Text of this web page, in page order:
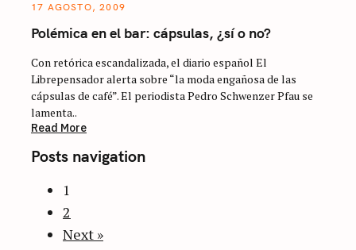
17 AGOSTO, 2009
Polémica en el bar: cápsulas, ¿sí o no?
Con retórica escandalizada, el diario español El
Librepensador alerta sobre “la moda engañosa de las
cápsulas de café”. El periodista Pedro Schwenzer Pfau se
lamenta..
Read More
Posts navigation
1
2
Next »